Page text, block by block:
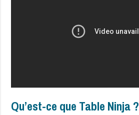
Qu’est-ce que Table Ninja ?